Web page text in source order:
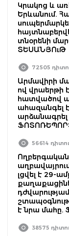
Կրակոց և
Երևանում.
տնօրենի
ՏԵՍԱՆՅՈւԹ
72505
Արմավիրի
ով վրաերթի
հատվածով
ահազանգել
արձանագրել
56614
Ողբերգական
լցվել է 29-
է նրա
38575